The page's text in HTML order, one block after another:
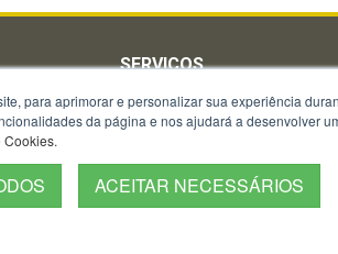
SERVIÇOS
Agenda Virtual do DA
Almanaque
Autenticação de BO
Carta de Serviços ao usuário
para aprimorar e personalizar sua experiência
da página e nos ajudará a desenvolver
Cookies.
ACEITAR NECESSÁRIOS